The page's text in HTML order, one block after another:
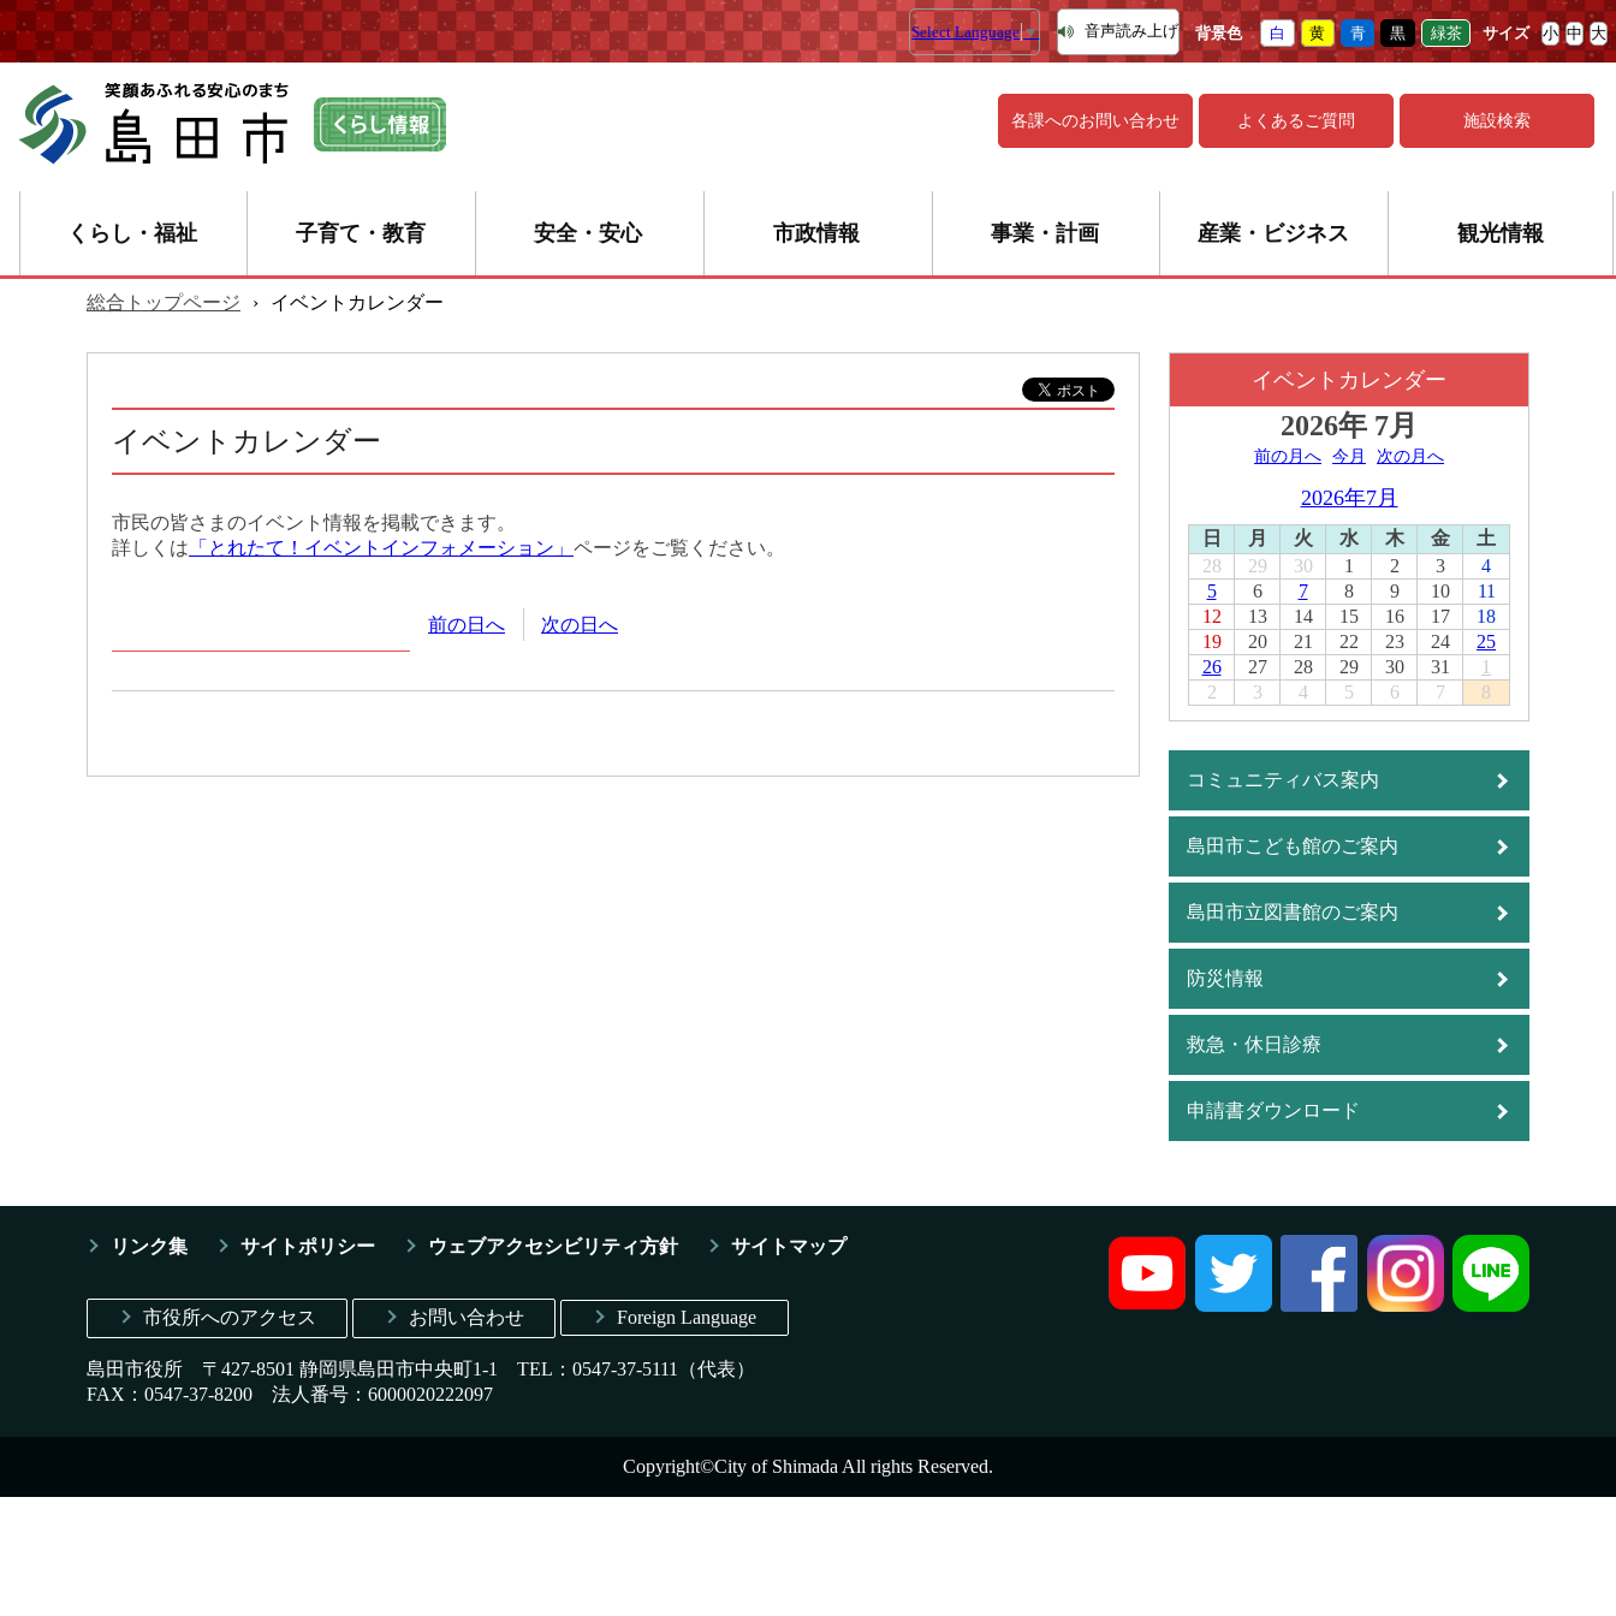
Select Language ▼ 音声読み上げ 背景色 白 黄 青 黒 緑茶 サイズ 小 中 大
各課へのお問い合わせ よくあるご質問 施設検索
くらし・福祉 子育て・教育 安全・安心 市政情報 事業・計画 産業・ビジネス 観光情報
総合トップページ › イベントカレンダー
イベントカレンダー
市民の皆さまのイベント情報を掲載できます。
詳しくは 「とれたて！イベントインフォメーション」 ページをご覧ください。
前の日へ 次の日へ
イベントカレンダー
2026年 7月
前の月へ 今月 次の月へ
2026年7月
日 月 火 水 木 金
土
28
29 30 1 2 3
4
5
6 7 8 9 10
11
12
13 14 15 16 17
18
19
20 21 22 23 24
25
26
27 28 29 30 31
1
2
3 4 5 6 7 8
コミュニティバス案内
島田市こども館のご案内
島田市立図書館のご案内
防災情報
救急・休日診療
申請書ダウンロード
リンク集 サイトポリシー ウェブアクセシビリティ方針 サイトマップ
市役所へのアクセス お問い合わせ Foreign Language
島田市役所 〒427-8501 静岡県島田市中央町1-1 TEL：0547-37-5111（代表）
FAX：0547-37-8200 法人番号：6000020222097
Copyright©City of Shimada All rights Reserved.